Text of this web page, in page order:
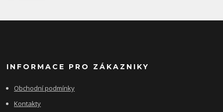
INFORMACE PRO ZÁKAZNIKY
Obchodní podmínky
Kontakty